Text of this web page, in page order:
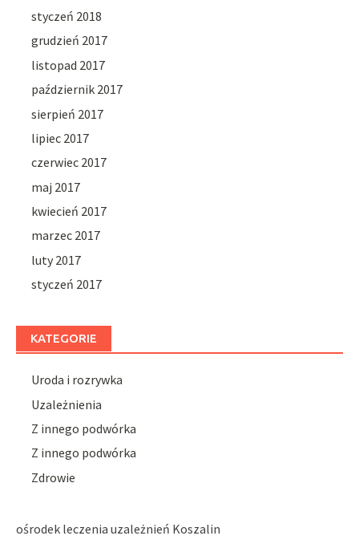
styczeń 2018
grudzień 2017
listopad 2017
październik 2017
sierpień 2017
lipiec 2017
czerwiec 2017
maj 2017
kwiecień 2017
marzec 2017
luty 2017
styczeń 2017
KATEGORIE
Uroda i rozrywka
Uzależnienia
Z innego podwórka
Z innego podwórka
Zdrowie
ośrodek leczenia uzależnień Koszalin